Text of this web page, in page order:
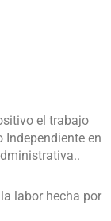
el trabajo
en
labor hecha por